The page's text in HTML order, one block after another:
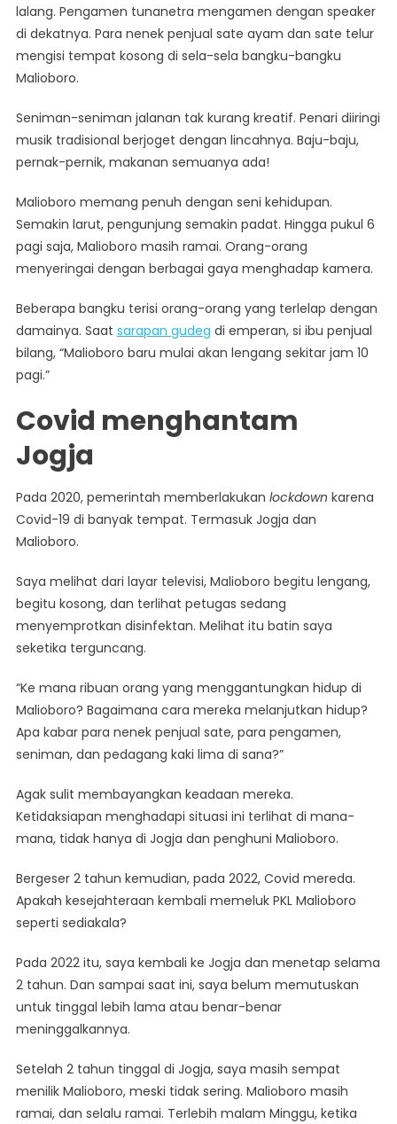
lalang. Pengamen tunanetra mengamen dengan speaker
di dekatnya. Para nenek penjual sate ayam dan sate telur
mengisi tempat kosong di sela-sela bangku-bangku
Malioboro.
Seniman-seniman jalanan tak kurang kreatif. Penari diiringi
musik tradisional berjoget dengan lincahnya. Baju-baju,
pernak-pernik, makanan semuanya ada!
Malioboro memang penuh dengan seni kehidupan.
Semakin larut, pengunjung semakin padat. Hingga pukul 6
pagi saja, Malioboro masih ramai. Orang-orang
menyeringai dengan berbagai gaya menghadap kamera.
Beberapa bangku terisi orang-orang yang terlelap dengan
damainya. Saat sarapan gudeg di emperan, si ibu penjual
bilang, “Malioboro baru mulai akan lengang sekitar jam 10
pagi.”
Covid menghantam
Jogja
Pada 2020, pemerintah memberlakukan lockdown karena
Covid-19 di banyak tempat. Termasuk Jogja dan
Malioboro.
Saya melihat dari layar televisi, Malioboro begitu lengang,
begitu kosong, dan terlihat petugas sedang
menyemprotkan disinfektan. Melihat itu batin saya
seketika terguncang.
“Ke mana ribuan orang yang menggantungkan hidup di
Malioboro? Bagaimana cara mereka melanjutkan hidup?
Apa kabar para nenek penjual sate, para pengamen,
seniman, dan pedagang kaki lima di sana?”
Agak sulit membayangkan keadaan mereka.
Ketidaksiapan menghadapi situasi ini terlihat di mana-
mana, tidak hanya di Jogja dan penghuni Malioboro.
Bergeser 2 tahun kemudian, pada 2022, Covid mereda.
Apakah kesejahteraan kembali memeluk PKL Malioboro
seperti sediakala?
Pada 2022 itu, saya kembali ke Jogja dan menetap selama
2 tahun. Dan sampai saat ini, saya belum memutuskan
untuk tinggal lebih lama atau benar-benar
meninggalkannya.
Setelah 2 tahun tinggal di Jogja, saya masih sempat
menilik Malioboro, meski tidak sering. Malioboro masih
ramai, dan selalu ramai. Terlebih malam Minggu, ketika